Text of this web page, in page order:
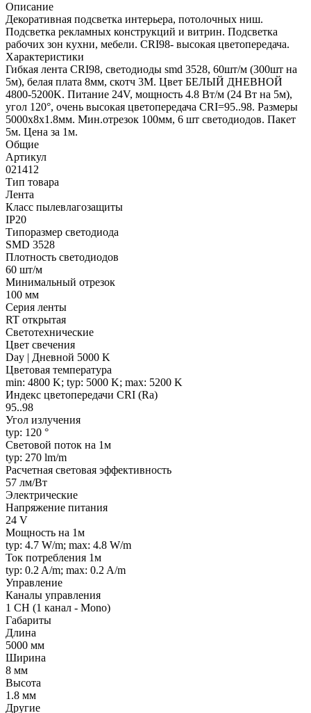
Описание
Декоративная подсветка интерьера, потолочных ниш.
Подсветка рекламных конструкций и витрин. Подсветка
рабочих зон кухни, мебели. CRI98- высокая цветопередача.
Характеристики
Гибкая лента CRI98, светодиоды smd 3528, 60шт/м (300шт на
5м), белая плата 8мм, скотч 3М. Цвет БЕЛЫЙ ДНЕВНОЙ
4800-5200K. Питание 24V, мощность 4.8 Вт/м (24 Вт на 5м),
угол 120°, очень высокая цветопередача CRI=95..98. Размеры
5000х8x1.8мм. Мин.отрезок 100мм, 6 шт светодиодов. Пакет
5м. Цена за 1м.
Общие
Артикул
021412
Тип товара
Лента
Класс пылевлагозащиты
IP20
Типоразмер светодиода
SMD 3528
Плотность светодиодов
60 шт/м
Минимальный отрезок
100 мм
Серия ленты
RT открытая
Светотехнические
Цвет свечения
Day | Дневной 5000 K
Цветовая температура
min: 4800 K; typ: 5000 K; max: 5200 K
Индекс цветопередачи CRI (Ra)
95..98
Угол излучения
typ: 120 °
Световой поток на 1м
typ: 270 lm/m
Расчетная световая эффективность
57 лм/Вт
Электрические
Напряжение питания
24 V
Мощность на 1м
typ: 4.7 W/m; max: 4.8 W/m
Ток потребления 1м
typ: 0.2 A/m; max: 0.2 A/m
Управление
Каналы управления
1 CH (1 канал - Mono)
Габариты
Длина
5000 мм
Ширина
8 мм
Высота
1.8 мм
Другие